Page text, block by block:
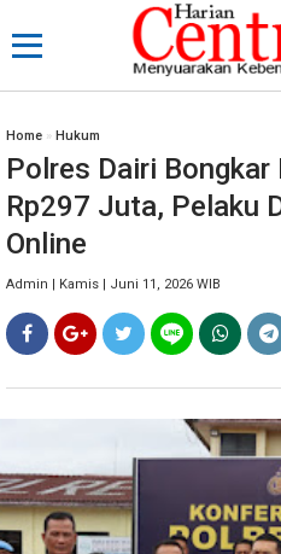
Home » Hukum
Polres Dairi Bongkar
Rp297 Juta, Pelaku
Online
Admin | Kamis | Juni 11, 2026 WIB